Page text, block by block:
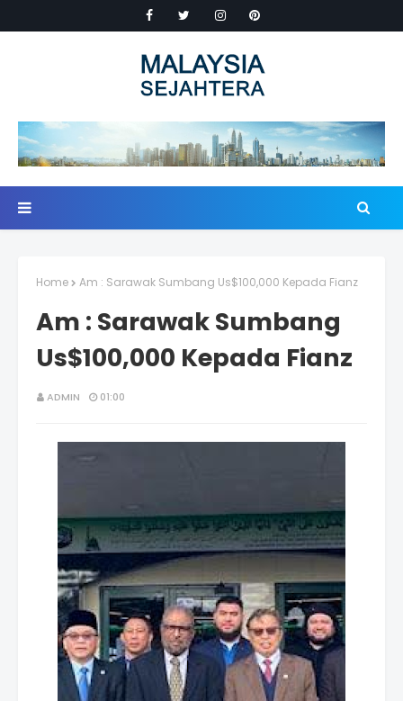
Home Am : Sarawak Sumbang Us$100,000 Kepada Fianz
Am : Sarawak Sumbang
Us$100,000 Kepada Fianz
ADMIN 01:00